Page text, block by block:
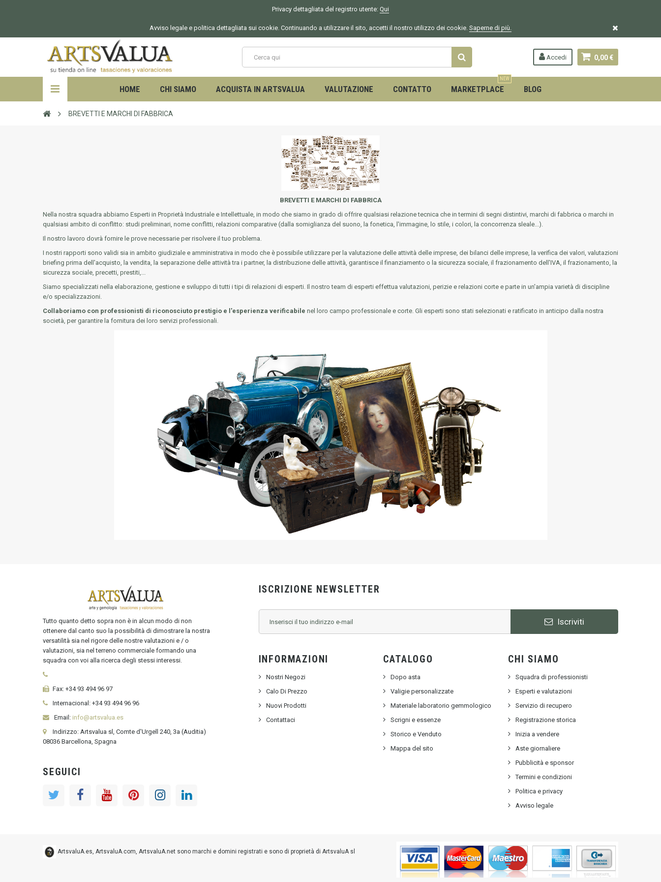
Privacy dettagliata del registro utente: Qui
Avviso legale e politica dettagliata sui cookie. Continuando a utilizzare il sito, accetti il nostro utilizzo dei cookie. Saperne di più.
0,00 €
Accedi
HOME CHI SIAMO ACQUISTA IN ARTSVALUA VALUTAZIONE CONTATTO MARKETPLACE
NEW
BLOG
BREVETTI E MARCHI DI FABBRICA
BREVETTI E MARCHI DI FABBRICA
Nella nostra squadra abbiamo Esperti in Proprietà Industriale e Intellettuale, in modo che siamo in grado di offrire qualsiasi relazione tecnica che in termini di segni distintivi, marchi di fabbrica o marchi in
qualsiasi ambito di conflitto: studi preliminari, nome conflitti, relazioni comparative (dalla somiglianza del suono, la fonetica, l'immagine, lo stile, i colori, la concorrenza sleale...).
Il nostro lavoro dovrà fornire le prove necessarie per risolvere il tuo problema.
I nostri rapporti sono validi sia in ambito giudiziale e amministrativa in modo che è possibile utilizzare per la valutazione delle attività delle imprese, dei bilanci delle imprese, la verifica dei valori, valutazioni
briefing prima dell'acquisto, la vendita, la separazione delle attività tra i partner, la distribuzione delle attività, garantisce il finanziamento o la sicurezza sociale, il frazionamento dell'IVA, il frazionamento, la
sicurezza sociale, precetti, prestiti,...
Siamo specializzati nella elaborazione, gestione e sviluppo di tutti i tipi di relazioni di esperti. Il nostro team di esperti effettua valutazioni, perizie e relazioni corte e parte in un'ampia varietà di discipline
e/o specializzazioni.
Collaboriamo con professionisti di riconosciuto prestigio e l'esperienza verificabile nel loro campo professionale e corte. Gli esperti sono stati selezionati e ratificato in anticipo dalla nostra
società, per garantire la fornitura dei loro servizi professionali.
Tutto quanto detto sopra non è in alcun modo di non
ottenere dal canto suo la possibilità di dimostrare la nostra
versatilità sia nel rigore delle nostre valutazioni e / o
valutazioni, sia nel terreno commerciale formando una
squadra con voi alla ricerca degli stessi interessi.
Fax: +34 93 494 96 97
Internacional: +34 93 494 96 96
Email: info@artsvalua.es
Indirizzo: Artsvalua sl, Comte d'Urgell 240, 3a (Auditia)
08036 Barcellona, Spagna
SEGUICI
ISCRIZIONE NEWSLETTER
Iscriviti
INFORMAZIONI
Nostri Negozi
Calo Di Prezzo
Nuovi Prodotti
Contattaci
CATALOGO
Dopo asta
Valigie personalizzate
Materiale laboratorio gemmologico
Scrigni e essenze
Storico e Venduto
Mappa del sito
CHI SIAMO
Squadra di professionisti
Esperti e valutazioni
Servizio di recupero
Registrazione storica
Inizia a vendere
Aste giornaliere
Pubblicità e sponsor
Termini e condizioni
Politica e privacy
Avviso legale
ArtsvaluA.es, ArtsvaluA.com, ArtsvaluA.net sono marchi e domini registrati e sono di proprietà di ArtsvaluA sl